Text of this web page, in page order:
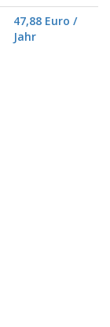
47,88 Euro /
Jahr